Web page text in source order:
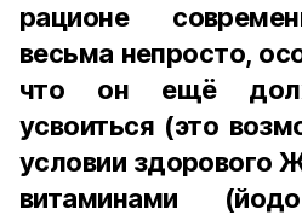
рационе
весьма непросто,
что он ещё
усвоиться (это
условии здорового
витаминами